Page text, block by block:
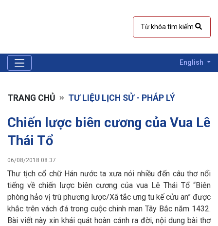
English
TRANG CHỦ TƯ LIỆU LỊCH SỬ - PHÁP LÝ
Chiến lược biên cương của Vua Lê
Thái Tổ
06/08/2018 08:37
Thư tịch cổ chữ Hán nước ta xưa nói nhiều đến câu thơ nổi
tiếng về chiến lược biên cương của vua Lê Thái Tổ “Biên
phòng hảo vị trù phương lược/Xã tắc ưng tu kế cửu an” được
khắc trên vách đá trong cuộc chinh man Tây Bắc năm 1432.
Bài viết này xin khái quát hoàn cảnh ra đời, nội dung bài thơ